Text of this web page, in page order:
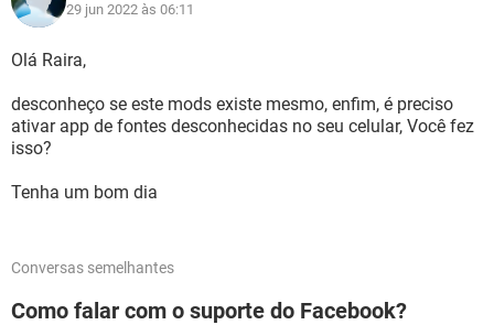
29 jun 2022 às 06:11
Olá Raira,
desconheço se este mods existe mesmo, enfim, é preciso
ativar app de fontes desconhecidas no seu celular, Você fez
isso?
Tenha um bom dia
Conversas semelhantes
Como falar com o suporte do Facebook?